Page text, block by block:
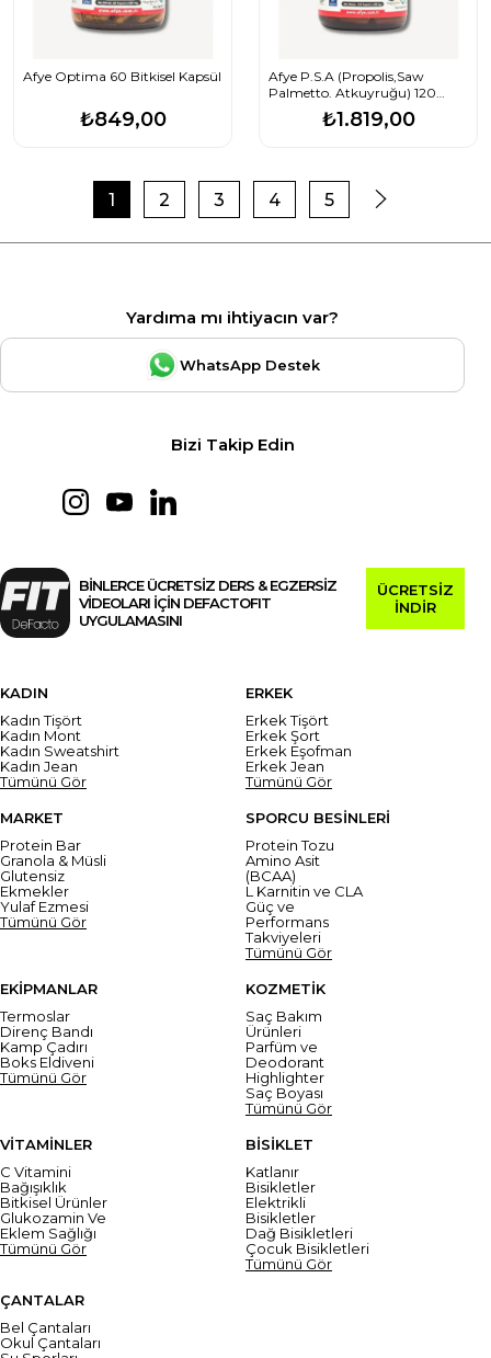
Afye Optima 60 Bitkisel Kapsül
₺849,00
Afye P.S.A (Propolis,Saw
Palmetto. Atkuyruğu) 120
Bitkisel Kapsül₺1.819,00
1 2 3 4 5
Yardıma mı ihtiyacın var?
WhatsApp Destek
Bizi Takip Edin
BİNLERCE ÜCRETSİZ DERS & EGZERSİZ
VİDEOLARI İÇİN DEFACTOFIT
UYGULAMASINI
ÜCRETSİZ
İNDİR
KADIN
Kadın Tişört
Kadın Mont
Kadın Sweatshirt
Kadın Jean
Tümünü Gör
ERKEK
Erkek Tişört
Erkek Şort
Erkek Eşofman
Erkek Jean
Tümünü Gör
MARKET
Protein Bar
Granola & Müsli
Glutensiz
Ekmekler
Yulaf Ezmesi
Tümünü Gör
SPORCU BESİNLERİ
Protein Tozu
Amino Asit
(BCAA)
L Karnitin ve CLA
Güç ve
Performans
Takviyeleri
Tümünü Gör
EKİPMANLAR
Termoslar
Direnç Bandı
Kamp Çadırı
Boks Eldiveni
Tümünü Gör
KOZMETİK
Saç Bakım
Ürünleri
Parfüm ve
Deodorant
Highlighter
Saç Boyası
Tümünü Gör
VİTAMİNLER
C Vitamini
Bağışıklık
Bitkisel Ürünler
Glukozamin Ve
Eklem Sağlığı
Tümünü Gör
BİSİKLET
Katlanır
Bisikletler
Elektrikli
Bisikletler
Dağ Bisikletleri
Çocuk Bisikletleri
Tümünü Gör
ÇANTALAR
Bel Çantaları
Okul Çantaları